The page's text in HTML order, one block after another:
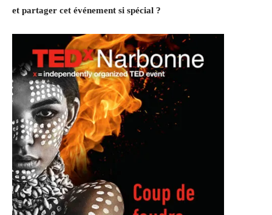
et partager cet événement si spécial ?